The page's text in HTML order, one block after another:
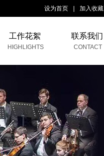
设为首页 加入收藏
CONTACT
HIGHLIGHTS
工作花絮 联系我们